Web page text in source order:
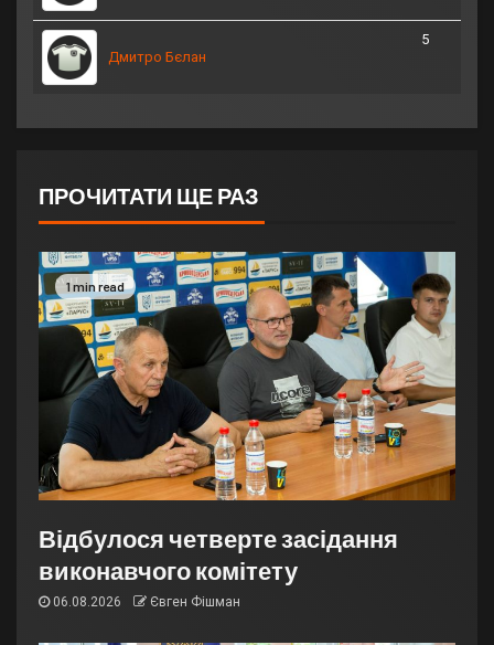
Дмитро Бєлан
5
ПРОЧИТАТИ ЩЕ РАЗ
1 min read
Відбулося четверте засідання
виконавчого комітету
06.08.2026 Євген Фішман